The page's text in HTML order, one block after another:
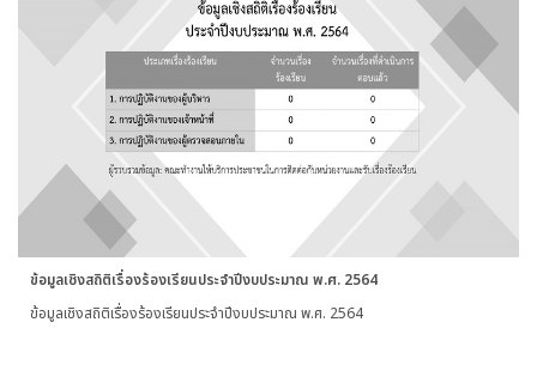
ข้อมูลเชิงสถิติเรื่องร้องเรียนประจำปีงบประมาณ พ.ศ. 2564
ข้อมูลเชิงสถิติเรื่องร้องเรียนประจำปีงบประมาณ พ.ศ. 2564